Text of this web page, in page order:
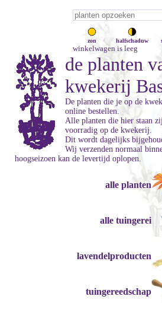
zon halfschaduw
winkelwagen is leeg
de planten
kwekerij
De planten die je op de
online bestellen.
Alle planten die hier staan
voorradig op de kwekerij.
Dit wordt dagelijks
Wij verzenden normaal
hoogseizoen kan de levertijd oplopen.
alle planten
alle tuingerei
lavendelproducten
tuingereedschap